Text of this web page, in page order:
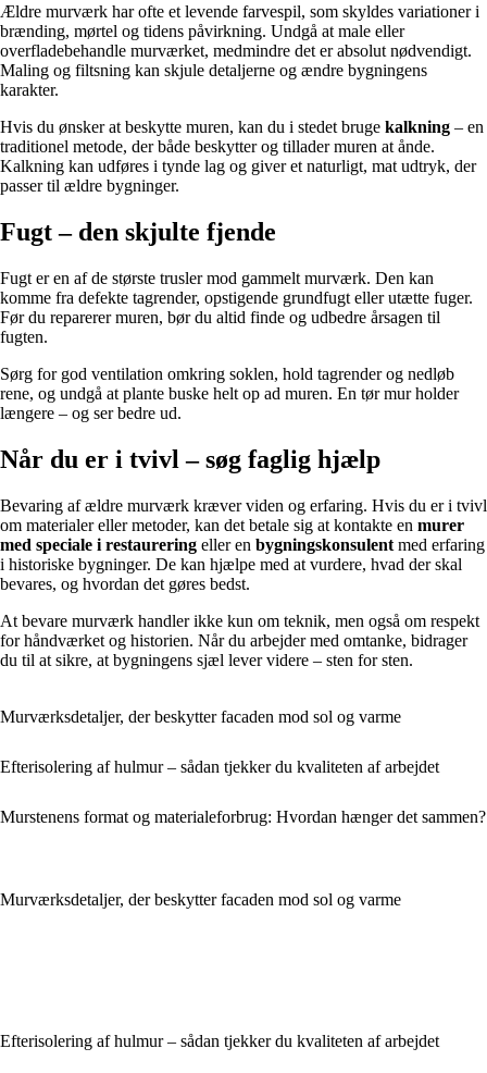
Ældre murværk har ofte et levende farvespil, som skyldes variationer i
brænding, mørtel og tidens påvirkning. Undgå at male eller
overfladebehandle murværket, medmindre det er absolut nødvendigt.
Maling og filtsning kan skjule detaljerne og ændre bygningens
karakter.
Hvis du ønsker at beskytte muren, kan du i stedet bruge kalkning – en
traditionel metode, der både beskytter og tillader muren at ånde.
Kalkning kan udføres i tynde lag og giver et naturligt, mat udtryk, der
passer til ældre bygninger.
Fugt – den skjulte fjende
Fugt er en af de største trusler mod gammelt murværk. Den kan
komme fra defekte tagrender, opstigende grundfugt eller utætte fuger.
Før du reparerer muren, bør du altid finde og udbedre årsagen til
fugten.
Sørg for god ventilation omkring soklen, hold tagrender og nedløb
rene, og undgå at plante buske helt op ad muren. En tør mur holder
længere – og ser bedre ud.
Når du er i tvivl – søg faglig hjælp
Bevaring af ældre murværk kræver viden og erfaring. Hvis du er i tvivl
om materialer eller metoder, kan det betale sig at kontakte en murer
med speciale i restaurering eller en bygningskonsulent med erfaring
i historiske bygninger. De kan hjælpe med at vurdere, hvad der skal
bevares, og hvordan det gøres bedst.
At bevare murværk handler ikke kun om teknik, men også om respekt
for håndværket og historien. Når du arbejder med omtanke, bidrager
du til at sikre, at bygningens sjæl lever videre – sten for sten.
Murværksdetaljer, der beskytter facaden mod sol og varme
Efterisolering af hulmur – sådan tjekker du kvaliteten af arbejdet
Murstenens format og materialeforbrug: Hvordan hænger det sammen?
Murværksdetaljer, der beskytter facaden mod sol og varme
Efterisolering af hulmur – sådan tjekker du kvaliteten af arbejdet